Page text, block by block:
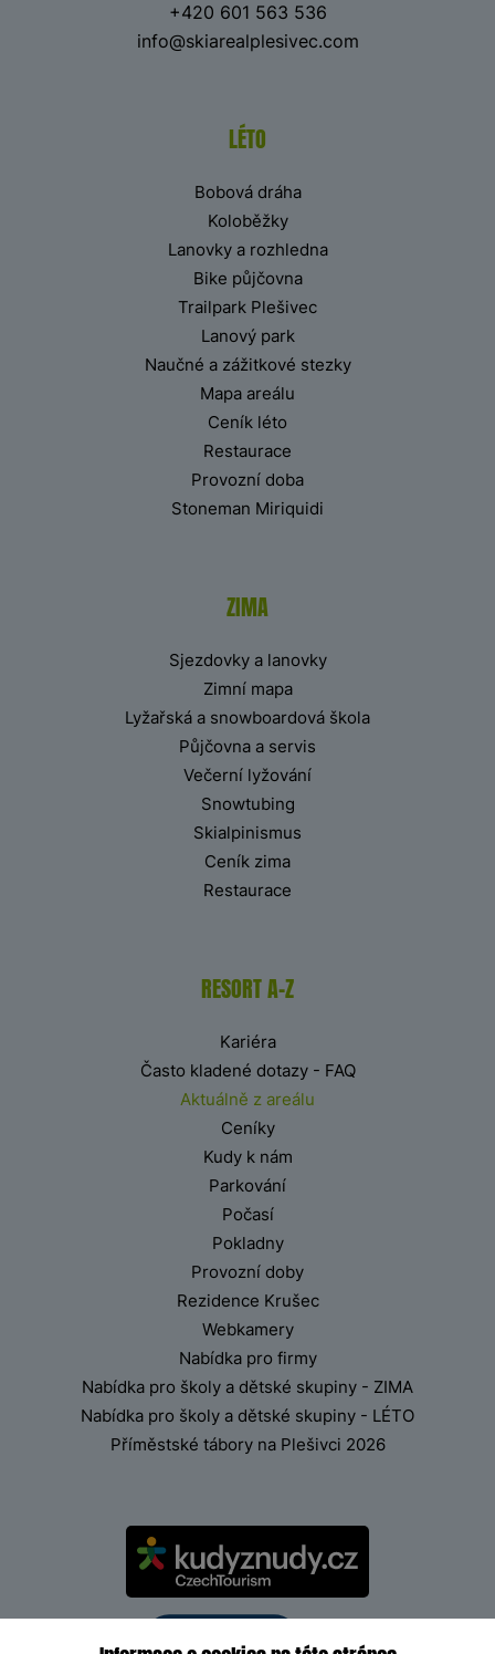
+420 601 563 536
info@skiarealplesivec.com
LÉTO
Bobová dráha
Koloběžky
Lanovky a rozhledna
Bike půjčovna
Trailpark Plešivec
Lanový park
Naučné a zážitkové stezky
Mapa areálu
Ceník léto
Restaurace
Provozní doba
Stoneman Miriquidi
ZIMA
Sjezdovky a lanovky
Zimní mapa
Lyžařská a snowboardová škola
Půjčovna a servis
Večerní lyžování
Snowtubing
Skialpinismus
Ceník zima
Restaurace
RESORT A-Z
Kariéra
Často kladené dotazy - FAQ
Aktuálně z areálu
Ceníky
Kudy k nám
Parkování
Počasí
Pokladny
Provozní doby
Rezidence Krušec
Webkamery
Nabídka pro firmy
Nabídka pro školy a dětské skupiny - ZIMA
Nabídka pro školy a dětské skupiny - LÉTO
Příměstské tábory na Plešivci 2026